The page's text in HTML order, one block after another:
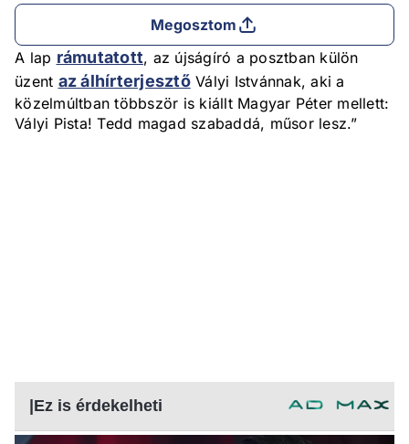
Megosztom
A lap rámutatott, az újságíró a posztban külön
üzent az álhírterjesztőVályi Istvánnak, aki a
közelmúltban többször is kiállt Magyar Péter mellett:
Vályi Pista! Tedd magad szabaddá, műsor lesz.”